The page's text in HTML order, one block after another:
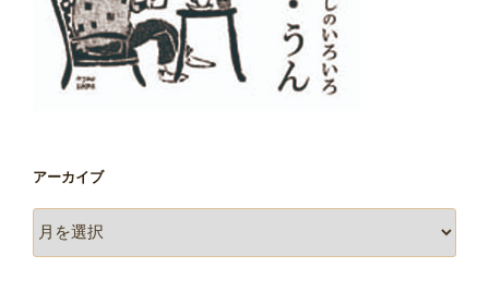
アーカイブ
ー